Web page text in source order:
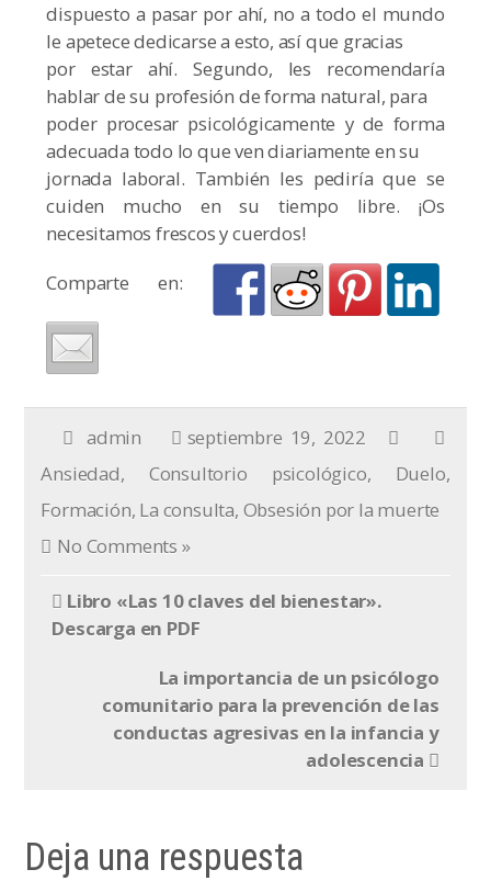
dispuesto a pasar por ahí, no a todo el mundo
le apetece dedicarse a esto, así que gracias
por estar ahí. Segundo, les recomendaría
hablar de su profesión de forma natural, para
poder procesar psicológicamente y de forma
adecuada todo lo que ven diariamente en su
jornada laboral. También les pediría que se
cuiden mucho en su tiempo libre. ¡Os
necesitamos frescos y cuerdos!
Comparte en:
admin
septiembre 19, 2022
Ansiedad, Consultorio psicológico, Duelo,
Formación, La consulta, Obsesión por la muerte
No Comments »
Libro «Las 10 claves del bienestar».
Descarga en PDF
La importancia de un psicólogo
comunitario para la prevención de las
conductas agresivas en la infancia y
adolescencia
Deja una respuesta